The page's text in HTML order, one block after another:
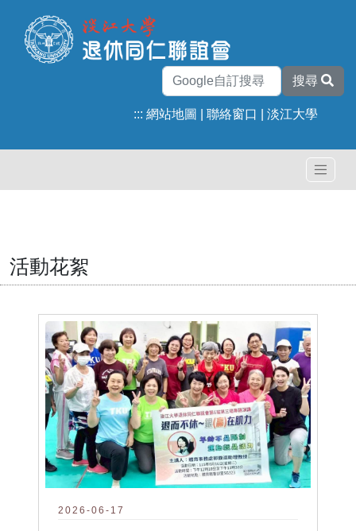
搜尋
::: 網站地圖 聯絡窗口 淡江大學
活動花絮
2026-06-17